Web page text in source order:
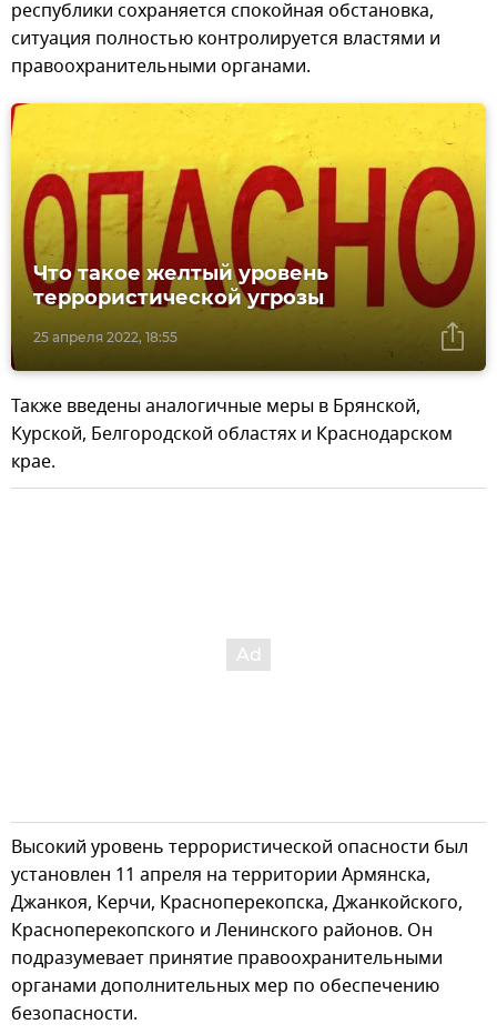
республики сохраняется спокойная обстановка,
ситуация полностью контролируется властями и
правоохранительными органами.
25 апреля 2022, 18:55
Что такое желтый уровень
террористической угрозы
Также введены аналогичные меры в Брянской,
Курской, Белгородской областях и Краснодарском
крае.
Высокий уровень террористической опасности был
установлен 11 апреля на территории Армянска,
Джанкоя, Керчи, Красноперекопска, Джанкойского,
Красноперекопского и Ленинского районов. Он
подразумевает принятие правоохранительными
органами дополнительных мер по обеспечению
безопасности.